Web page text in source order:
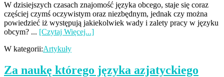
W dzisiejszych czasach znajomość języka obcego, staje się coraz
częściej czymś oczywistym oraz niezbędnym, jednak czy można
powiedzieć iż występują jakiekolwiek wady i zalety pracy w języku
obcym? ... [Czytaj Więcej...]
W kategorii:Artykuły
Za naukę którego języka azjatyckiego